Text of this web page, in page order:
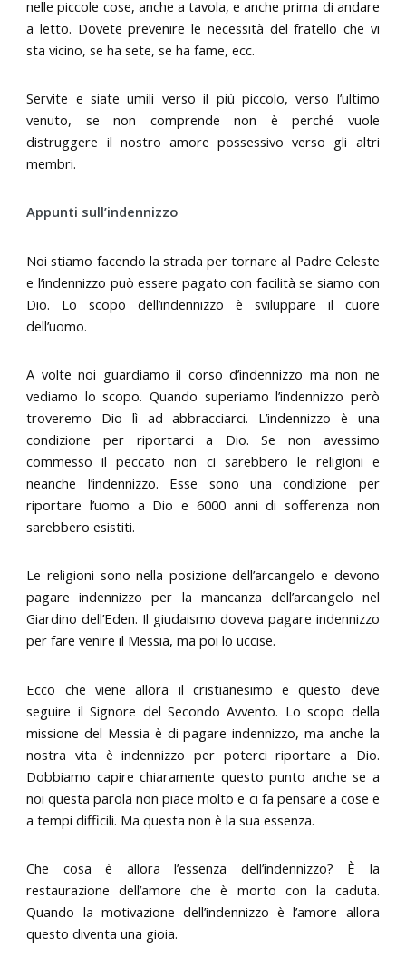
nelle piccole cose, anche a tavola, e anche prima di andare
a letto. Dovete prevenire le necessità del fratello che vi
sta vicino, se ha sete, se ha fame, ecc.
Servite e siate umili verso il più piccolo, verso l’ultimo
venuto, se non comprende non è perché vuole
distruggere il nostro amore possessivo verso gli altri
membri.
Appunti sull’indennizzo
Noi stiamo facendo la strada per tornare al Padre Celeste
e l’indennizzo può essere pagato con facilità se siamo con
Dio. Lo scopo dell’indennizzo è sviluppare il cuore
dell’uomo.
A volte noi guardiamo il corso d’indennizzo ma non ne
vediamo lo scopo. Quando superiamo l’indennizzo però
troveremo Dio lì ad abbracciarci. L’indennizzo è una
condizione per riportarci a Dio. Se non avessimo
commesso il peccato non ci sarebbero le religioni e
neanche l’indennizzo. Esse sono una condizione per
riportare l’uomo a Dio e 6000 anni di sofferenza non
sarebbero esistiti.
Le religioni sono nella posizione dell’arcangelo e devono
pagare indennizzo per la mancanza dell’arcangelo nel
Giardino dell’Eden. Il giudaismo doveva pagare indennizzo
per fare venire il Messia, ma poi lo uccise.
Ecco che viene allora il cristianesimo e questo deve
seguire il Signore del Secondo Avvento. Lo scopo della
missione del Messia è di pagare indennizzo, ma anche la
nostra vita è indennizzo per poterci riportare a Dio.
Dobbiamo capire chiaramente questo punto anche se a
noi questa parola non piace molto e ci fa pensare a cose e
a tempi difficili. Ma questa non è la sua essenza.
Che cosa è allora l’essenza dell’indennizzo? È la
restaurazione dell’amore che è morto con la caduta.
Quando la motivazione dell’indennizzo è l’amore allora
questo diventa una gioia.